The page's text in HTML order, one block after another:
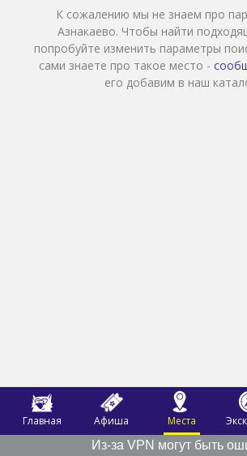
Главная Афиша Места
Из-за VPN могут быть
К сожалению мы не знаем про
Азнакаево. Чтобы найти
попробуйте изменить параметры
сами знаете про такое место -
его добавим в наш